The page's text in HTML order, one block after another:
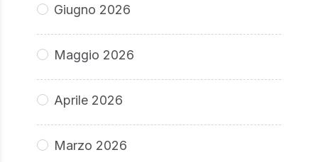
Giugno 2026
Maggio 2026
Aprile 2026
Marzo 2026